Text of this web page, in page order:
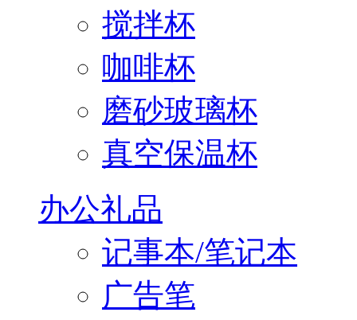
搅拌杯
咖啡杯
磨砂玻璃杯
真空保温杯
办公礼品
记事本/笔记本
广告笔